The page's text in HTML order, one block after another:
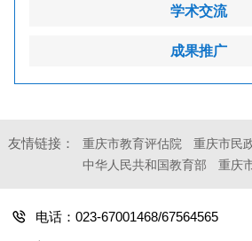
学术交流
成果推广
友情链接： 重庆市教育评估院
重庆市民
中华人民共和国教育部
重庆
电话：023-67001468/67564565